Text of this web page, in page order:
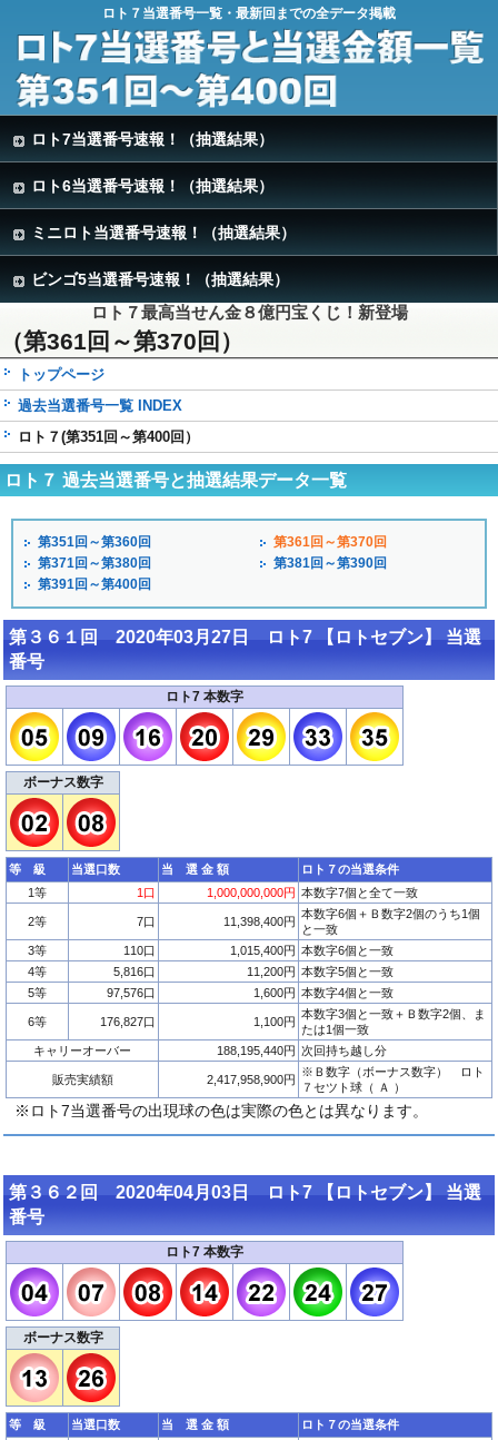
ロト７当選番号一覧・最新回までの全データ掲載
ロト7当選番号速報！（抽選結果）
ロト6当選番号速報！（抽選結果）
ミニロト当選番号速報！（抽選結果）
ビンゴ5当選番号速報！（抽選結果）
ロト７最高当せん金８億円宝くじ！新登場
（第361回～第370回）
トップページ
過去当選番号一覧 INDEX
ロト７(第351回～第400回）
ロト７ 過去当選番号と抽選結果データ一覧
第351回～第360回
第361回～第370回
第371回～第380回
第381回～第390回
第391回～第400回
第３６１回 2020年03月27日 ロト7 【ロトセブン】 当選
番号
ロト7 本数字
ボーナス数字
等 級 当選口数 当 選 金 額
ロト７の当選条件
1等
1口 1,000,000,000円 本数字7個と全て一致
2等 7口 11,398,400円
本数字6個＋Ｂ数字2個のうち1個
と一致
3等
110口 1,015,400円 本数字6個と一致
4等
5,816口 11,200円 本数字5個と一致
5等
97,576口 1,600円 本数字4個と一致
6等 176,827口 1,100円
本数字3個と一致＋Ｂ数字2個、ま
たは1個一致
キャリーオーバー
188,195,440円 次回持ち越し分
販売実績額 2,417,958,900円
※Ｂ数字（ボーナス数字） ロト
７セツト球（ Ａ ）
※ロト7当選番号の出現球の色は実際の色とは異なります。
第３６２回 2020年04月03日 ロト7 【ロトセブン】 当選
番号
ロト7 本数字
ボーナス数字
等 級 当選口数 当 選 金 額
ロト７の当選条件